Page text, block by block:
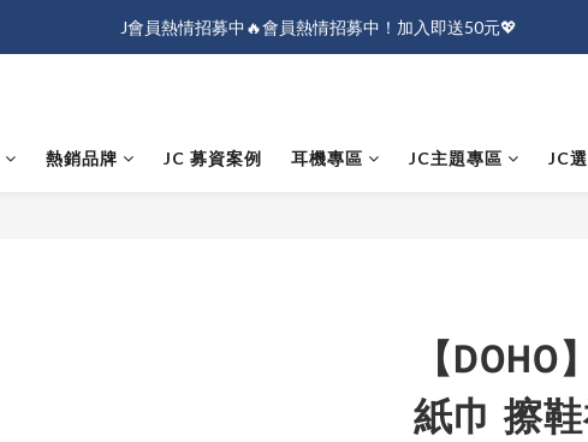
J會員熱情招募中🔥會員熱情招募中！加入即送50元💖
J會員熱情招募中🔥會員熱情招募中！加入即送50元💖
熱銷品牌 JC 募資案例 耳機專區 JC主題專區 JC
【
紙巾 擦